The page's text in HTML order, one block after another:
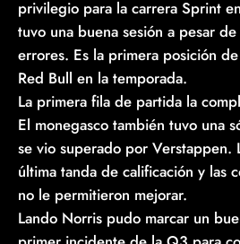
privilegio para la carrera Sprint
tuvo una buena sesión a pesar
errores. Es la primera posición
Red Bull en la temporada.
La primera fila de partida la
El monegasco también tuvo una
se vio superado por Verstappen.
última tanda de calificación y las
no le permitieron mejorar.
Lando Norris pudo marcar un